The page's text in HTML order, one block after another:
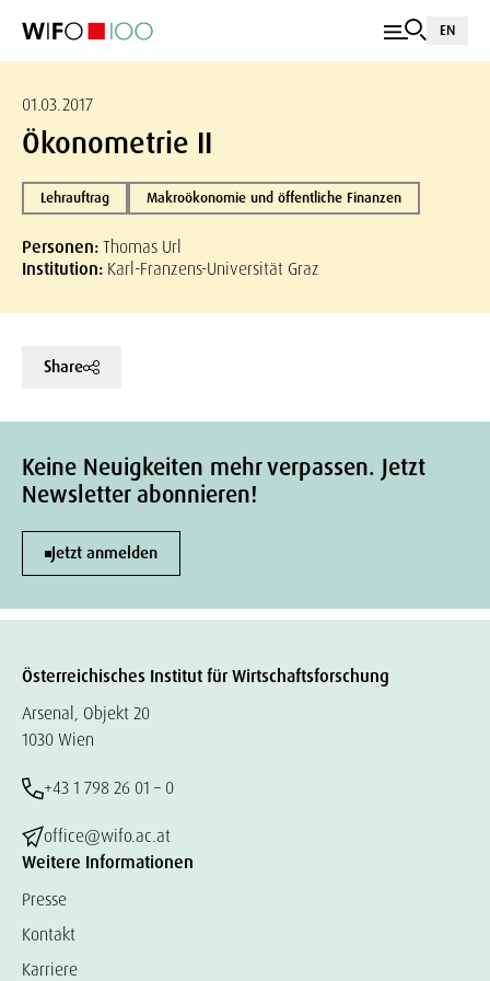
EN
01.03.2017
Ökonometrie II
Lehrauftrag Makroökonomie und öffentliche Finanzen
Personen:Thomas Url
Institution: Karl-Franzens-Universität Graz
Share
Keine Neuigkeiten mehr verpassen. Jetzt
Newsletter abonnieren!
Jetzt anmelden
Österreichisches Institut für Wirtschaftsforschung
Arsenal, Objekt 20
1030 Wien
+43 1 798 26 01 – 0
office@wifo.ac.at
Weitere Informationen
Presse
Kontakt
Karriere